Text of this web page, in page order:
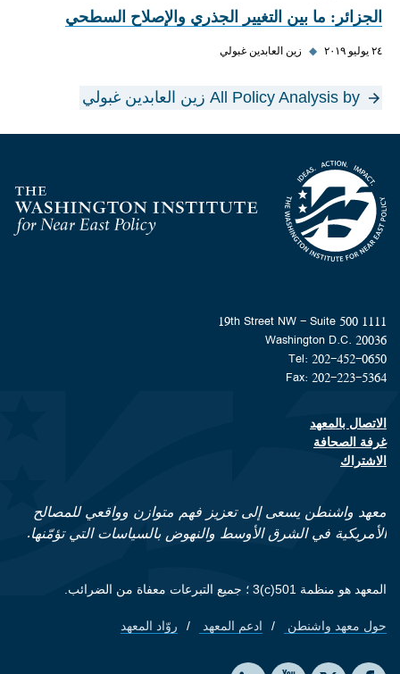
الجزائر: ما بين التغيير الجذري والإصلاح السطحي
٢٤ يوليو ٢٠١٩ ◆ زين العابدين غبولي
All Policy Analysis by زين العابدين غبولي
Homepage
1111 19th Street NW - Suite 500
Washington D.C. 20036
Tel: 202-452-0650
Fax: 202-223-5364
Footer contact links
الاتصال بالمعهد
غرفة الصحافة
الاشتراك
معهد واشنطن يسعى إلى تعزيز فهم متوازن وواقعي للمصالح
الأمريكية في الشرق الأوسط والنهوض بالسياسات التي تؤمّنها.
المعهد هو منظمة 501(c)3 ؛ جميع التبرعات معفاة من الضرائب.
Footer quick links
حول معهد واشنطن ادعم المعهد روّاد المعهد